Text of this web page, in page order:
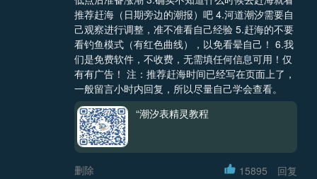
推荐赶海（日期旁边的潮报）吧 4.河道潮汐需要自
己观察进行调整，准不准看自己经验 5.赶海的不要
看钓鱼模式（有红色曲线），以免看晕自己！ 6.我
们是免费软件，不收费，无需填任何信息可用！仅
有有广告！ 注：推荐赶海时间已经写在页面上了，
一般留言小时内回复，所以尽量自己学会查看。
“潮汐表精灵教程
删除 15895 回复